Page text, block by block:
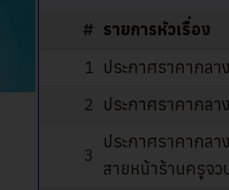
# รายการหัวเรื่อง
1 ประกาศราคากล
2
ประกาศราคากลาง
3
ประกาศราคากล
สายหน้าร้านครูจ